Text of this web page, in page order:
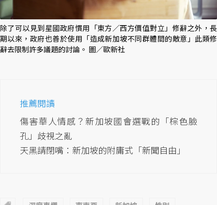
除了可以見到星國政府慣用「東方／西方價值對立」修辭之外，長
期以來，政府也善於使用「造成新加坡不同群體間的敵意」此類修
辭去限制許多議題的討論。 圖／歐新社
推薦閱讀
傷害華人情感？新加坡國會選戰的「棕色臉
孔」歧視之亂
天黑請閉嘴：新加坡的附庸式「新聞自由」